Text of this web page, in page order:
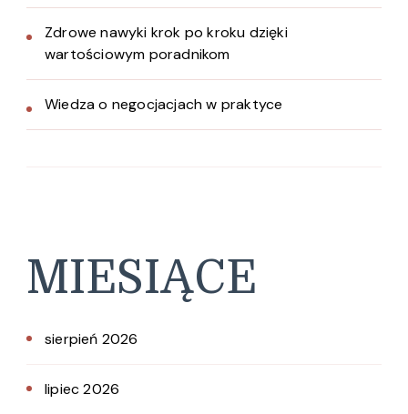
Zdrowe nawyki krok po kroku dzięki
wartościowym poradnikom
Wiedza o negocjacjach w praktyce
MIESIĄCE
sierpień 2026
lipiec 2026